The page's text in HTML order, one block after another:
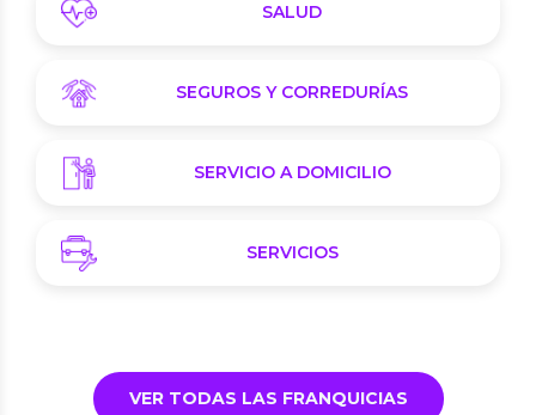
SALUD
SEGUROS Y CORREDURÍAS
SERVICIO A DOMICILIO
SERVICIOS
VER TODAS LAS FRANQUICIAS